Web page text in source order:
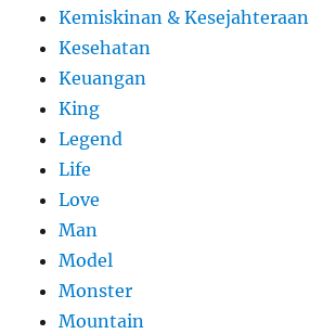
Kemiskinan & Kesejahteraan
Kesehatan
Keuangan
King
Legend
Life
Love
Man
Model
Monster
Mountain